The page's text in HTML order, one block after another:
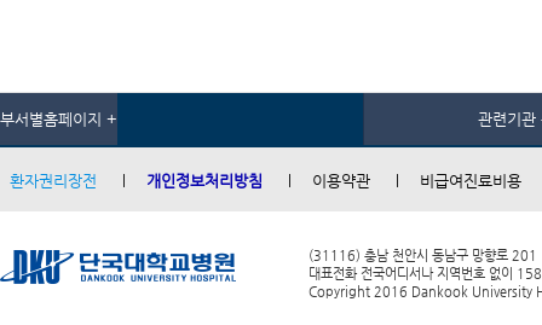
부서별홈페이지 + 관련기관
환자권리장전 개인정보처리방침 이용약관 비급여진료비용
(31116) 충남 천안시 동남구 망향로 201
대표전화 전국어디서나 지역번호 없이
Copyright 2016 Dankook University